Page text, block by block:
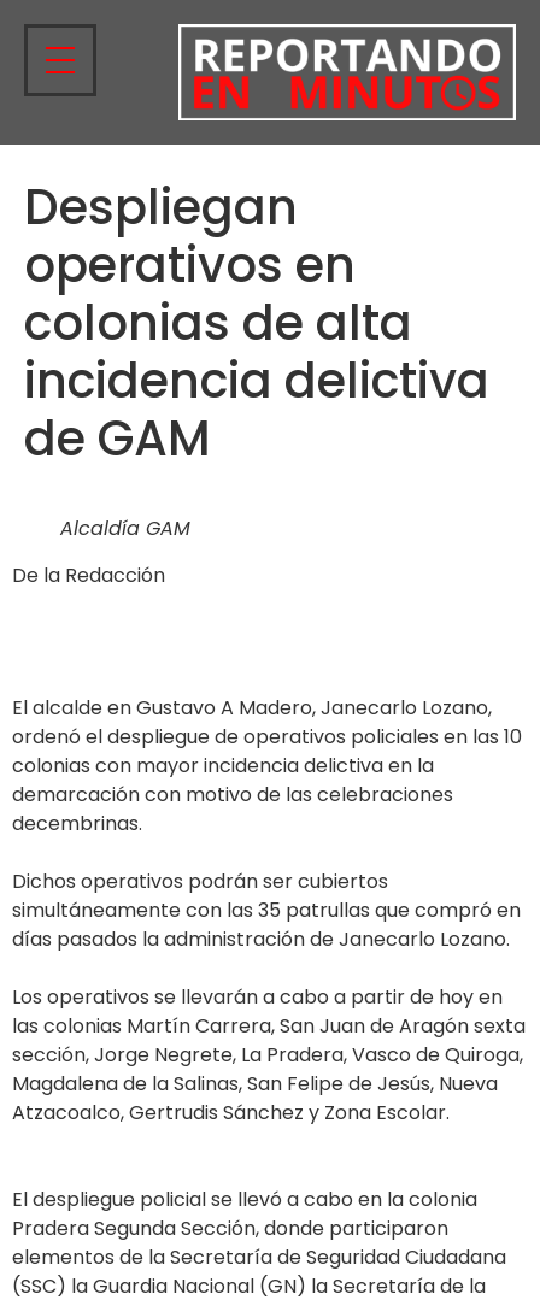
Despliegan
operativos en
colonias de alta
incidencia delictiva
de GAM
Alcaldía GAM
De la Redacción
El alcalde en Gustavo A Madero, Janecarlo Lozano,
ordenó el despliegue de operativos policiales en las 10
colonias con mayor incidencia delictiva en la
demarcación con motivo de las celebraciones
decembrinas.
Dichos operativos podrán ser cubiertos
simultáneamente con las 35 patrullas que compró en
días pasados la administración de Janecarlo Lozano.
Los operativos se llevarán a cabo a partir de hoy en
las colonias Martín Carrera, San Juan de Aragón sexta
sección, Jorge Negrete, La Pradera, Vasco de Quiroga,
Magdalena de la Salinas, San Felipe de Jesús, Nueva
Atzacoalco, Gertrudis Sánchez y Zona Escolar.
El despliegue policial se llevó a cabo en la colonia
Pradera Segunda Sección, donde participaron
elementos de la Secretaría de Seguridad Ciudadana
(SSC) la Guardia Nacional (GN) la Secretaría de la